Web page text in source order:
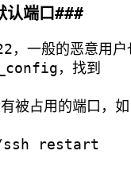
端口###
，一般的恶意用
，找到
被占用的端口，
restart